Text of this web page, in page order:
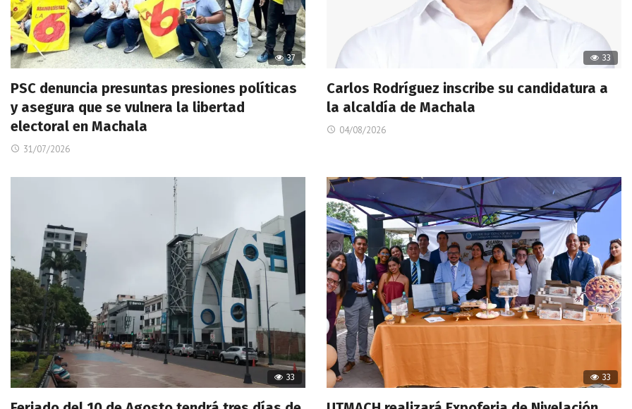
37
PSC denuncia presuntas presiones políticas
y asegura que se vulnera la libertad
electoral en Machala
31/07/2026
33
Carlos Rodríguez inscribe su candidatura a
la alcaldía de Machala
04/08/2026
33 33